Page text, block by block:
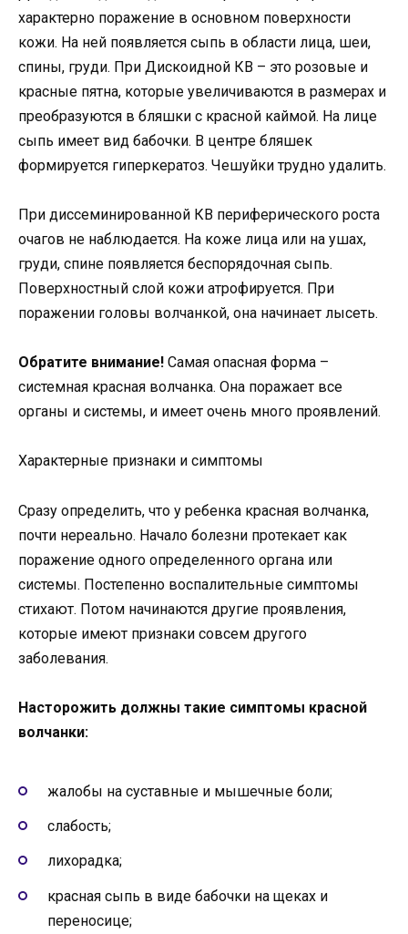
характерно поражение в основном поверхности
кожи. На ней появляется сыпь в области лица, шеи,
спины, груди. При Дискоидной КВ – это розовые и
красные пятна, которые увеличиваются в размерах и
преобразуются в бляшки с красной каймой. На лице
сыпь имеет вид бабочки. В центре бляшек
формируется гиперкератоз. Чешуйки трудно удалить.
При диссеминированной КВ периферического роста
очагов не наблюдается. На коже лица или на ушах,
груди, спине появляется беспорядочная сыпь.
Поверхностный слой кожи атрофируется. При
поражении головы волчанкой, она начинает лысеть.
Обратите внимание! Самая опасная форма –
системная красная волчанка. Она поражает все
органы и системы, и имеет очень много проявлений.
Характерные признаки и симптомы
Сразу определить, что у ребенка красная волчанка,
почти нереально. Начало болезни протекает как
поражение одного определенного органа или
системы. Постепенно воспалительные симптомы
стихают. Потом начинаются другие проявления,
которые имеют признаки совсем другого
заболевания.
Насторожить должны такие симптомы красной
волчанки:
жалобы на суставные и мышечные боли;
слабость;
лихорадка;
красная сыпь в виде бабочки на щеках и
переносице;